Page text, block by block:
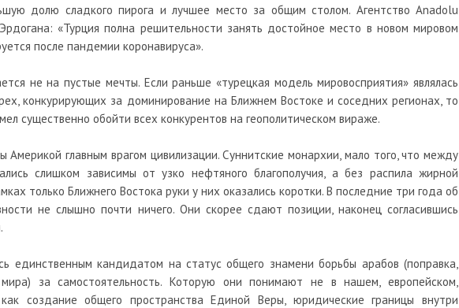
долю сладкого пирога и лучшее место за общим столом. Агентство Anadolu
«Турция полна решительности занять достойное место в новом мировом
после пандемии коронавируса».
не на пустые мечты. Если раньше «турецкая модель мировосприятия» являлась
конкурирующих за доминирование на Ближнем Востоке и соседних регионах, то
существенно обойти всех конкурентов на геополитическом вираже.
Америкой главным врагом цивилизации. Суннитские монархии, мало того, что между
слишком зависимы от узко нефтяного благополучия, а без распила жирной
только Ближнего Востока руки у них оказались коротки. В последние три года об
не слышно почти ничего. Они скорее сдают позиции, наконец согласившись
единственным кандидатом на статус общего знамени борьбы арабов (поправка,
за самостоятельность. Которую они понимают не в нашем, европейском,
создание общего пространства Единой Веры, юридические границы внутри